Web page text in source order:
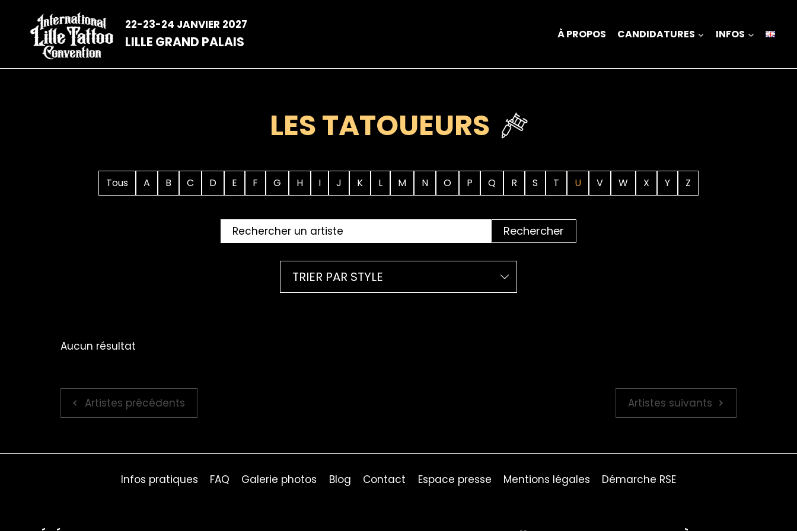
contenu
22-23-24 JANVIER 2027
LILLE GRAND PALAIS À PROPOS CANDIDATURES INFOS
LES TATOUEURS
Tous A B C D E F G H I J K L M N O P Q R S T U V W X Y Z
Rechercher
TRIER PAR STYLE
Aucun résultat
Artistes précédents Artistes suivants
Infos pratiques FAQ Galerie photos Blog Contact Espace presse Mentions légales Démarche RSE